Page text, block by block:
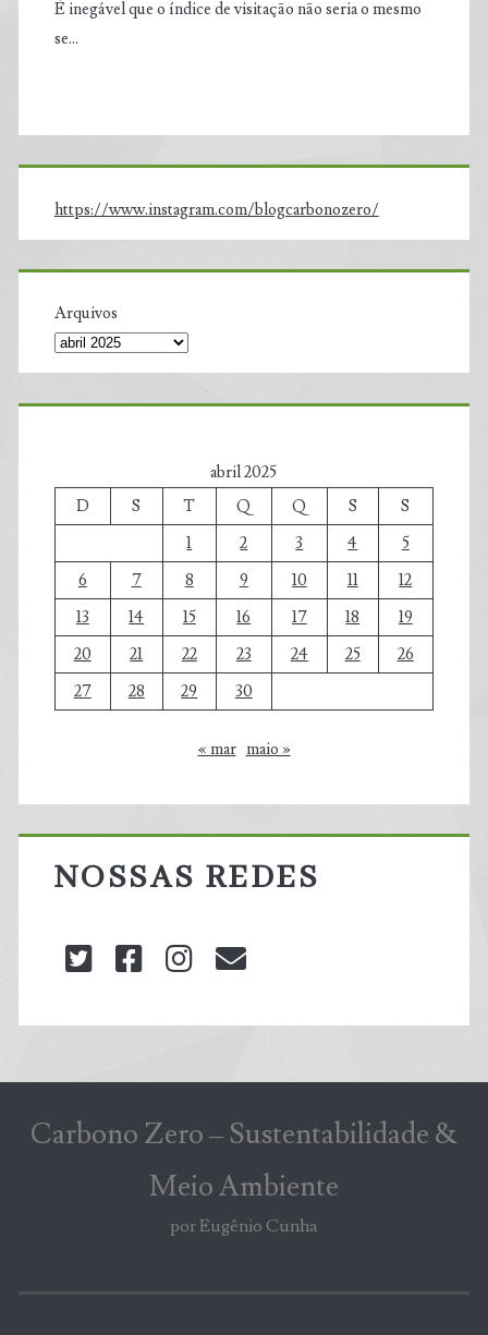
É inegável que o índice de visitação não seria o mesmo
se…
https://www.instagram.com/blogcarbonozero/
Arquivos
abril 2025
D
S T Q Q S
S
1
2 3 4
5
6
7 8 9 10 11
12
13
14 15 16 17 18
19
20
21 22 23 24 25
26
27
28 29 30
« mar maio »
NOSSAS REDES
twitterfacebookinstagram
Carbono Zero – Sustentabilidade &
Meio Ambiente
por Eugênio Cunha